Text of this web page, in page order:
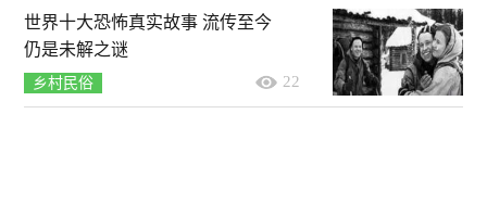
世界十大恐怖真实故事 流传至今
仍是未解之谜
乡村民俗 22